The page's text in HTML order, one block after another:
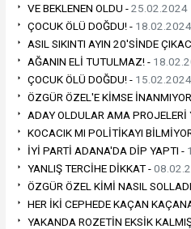
VE BEKLENEN OLDU -25.02.2024
ÇOCUK ÖLÜ DOĞDU! - 18.02.2024
ASIL SIKINTI AYIN 20'SİNDE
AĞANIN ELİ TUTULMAZ! -
ÇOCUK ÖLÜ DOĞDU! - 15.02.2024
ÖZGÜR ÖZEL'E KİMSE
ADAY OLDULAR AMA PROJELERİ
KOCACIK MI POLİTİKAYI
İYİ PARTİ ADANA'DA DİP YAPTI -
YANLIŞ TERCİHE DİKKAT -
ÖZGÜR ÖZEL KİMİ NASIL
HER İKİ CEPHEDE KAÇAN
YAKANDA ROZETİN EKSİK